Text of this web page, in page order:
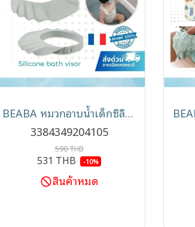
BEABA หมวกอาบน้ำเด็กซิลิโคน Silicone Bath Visor ปรับระดับได้
3384349204105
590 THB
531 THB -10%
สินค้าหมด